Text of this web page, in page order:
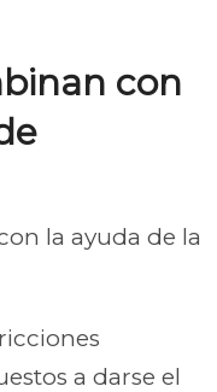
con
la ayuda de la
a darse el